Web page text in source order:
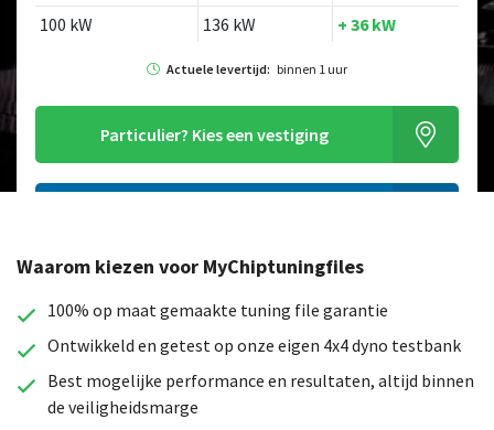
100 kW
136 kW + 36 kW
Actuele levertijd: binnen 1 uur
Particulier? Kies een vestiging
Op zoek naar een ander model?
Waarom kiezen voor MyChiptuningfiles
100% op maat gemaakte tuning file garantie
Ontwikkeld en getest op onze eigen 4x4 dyno testbank
Best mogelijke performance en resultaten, altijd binnen
de veiligheidsmarge